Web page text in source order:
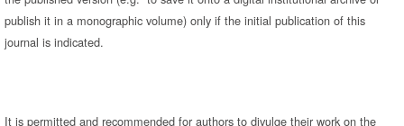
publish it in a monographic volume) only if the initial publication of this
journal is indicated.
It is permitted and recommended for authors to divulge their work on the